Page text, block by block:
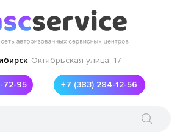
Октябрьская улица, 17
72-95 +7 (383) 284-12-56